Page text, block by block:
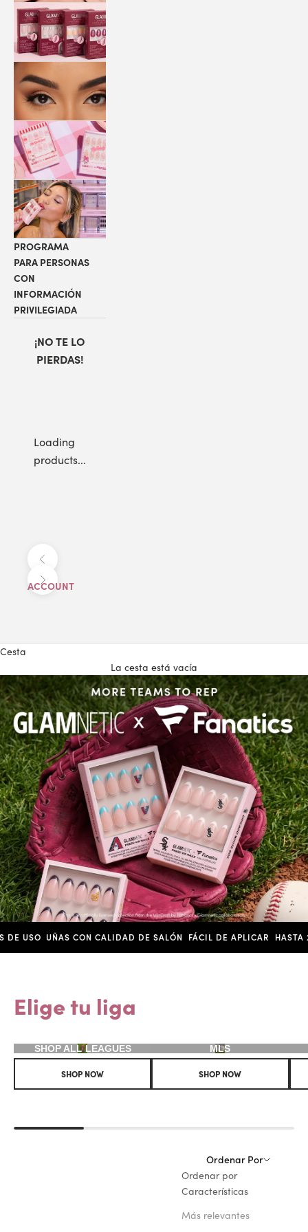
PROGRAMA
PARA PERSONAS
CON
INFORMACIÓN
PRIVILEGIADA
¡NO TE LO
PIERDAS!
Loading
products...
Siguiente
ACCOUNT
Cesta
La cesta está vacía
UÑAS CON CALIDAD DE SALÓN FÁCIL DE APLICAR HASTA 2
Elige tu liga
SHOP ALL LEAGUES
SHOP NOW
MLS
SHOP NOW
Ordenar Por
Ordenar por
Características
Más relevantes